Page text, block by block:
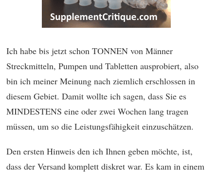
Ich habe bis jetzt schon TONNEN von Männer
Streckmitteln, Pumpen und Tabletten ausprobiert, also
bin ich meiner Meinung nach ziemlich erschlossen in
diesem Gebiet. Damit wollte ich sagen, dass Sie es
MINDESTENS eine oder zwei Wochen lang tragen
müssen, um so die Leistungsfähigkeit einzuschätzen.
Den ersten Hinweis den ich Ihnen geben möchte, ist,
dass der Versand komplett diskret war. Es kam in einem